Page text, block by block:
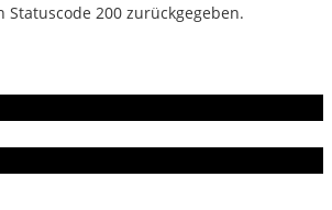
Statuscode 200 zurückgegeben.